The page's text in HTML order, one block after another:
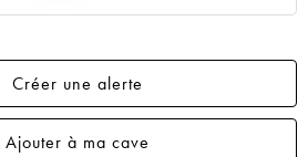
Créer une alerte
Ajouter à ma cave